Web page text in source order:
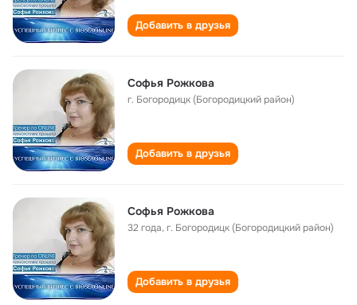
Добавить в друзья
Софья Рожкова
г. Богородицк (Богородицкий район)
Добавить в друзья
Софья Рожкова
32 года,г. Богородицк (Богородицкий район)
Добавить в друзья